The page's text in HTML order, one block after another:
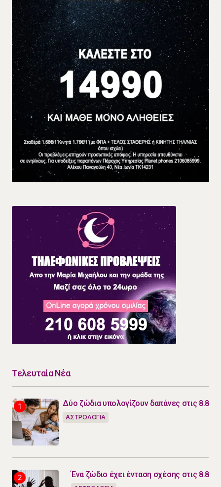
Τελευταία Νέα
Δύο ζώδια υπολογίζουν δαπάνες στις 8.8
ΑΣΤΡΟΛΟΓΙΑ
Ένα ζώδιο έχει ένταση σχέσης στις 8.8